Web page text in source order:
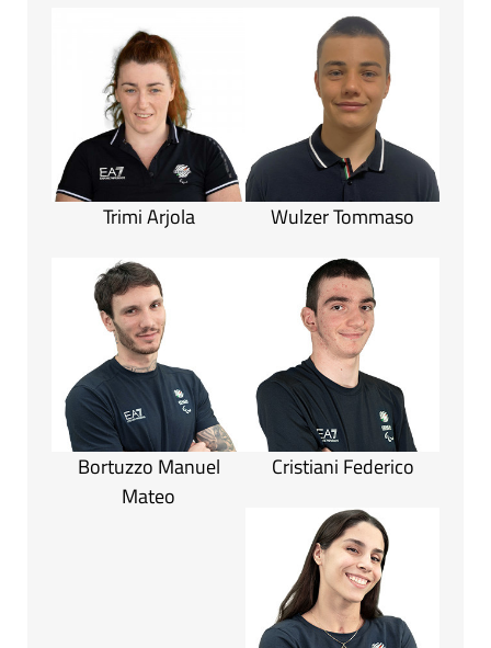
Trimi Arjola Wulzer Tommaso
Bortuzzo Manuel
Mateo
Cristiani Federico